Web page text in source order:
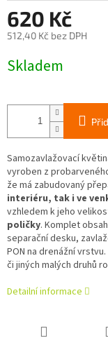
620 Kč
512,40 Kč bez DPH
cena:
Skladem
Samozavlažovací
vyroben z
že má zabudovaný
interiéru, tak i ve
vzhledem k jeho
poličky. Komplet
separační desku,
PON na drenážní
či jiných malých druhů
Detailní informace